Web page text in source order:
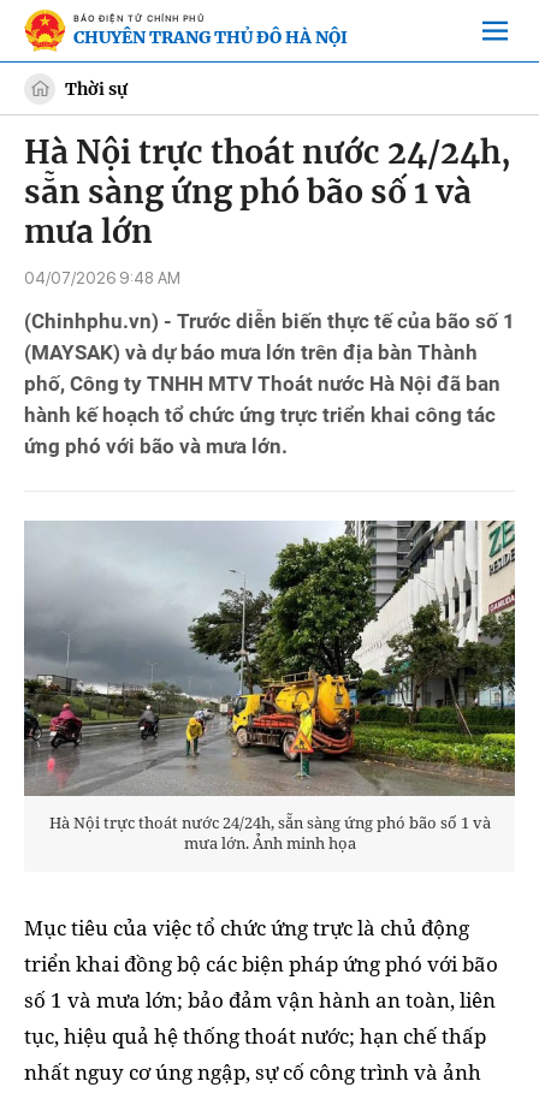
BÁO ĐIỆN TỬ CHÍNH PHỦ
CHUYÊN TRANG THỦ ĐÔ HÀ NỘI
Thời sự
Hà Nội trực thoát nước 24/24h,
sẵn sàng ứng phó bão số 1 và
mưa lớn
04/07/2026 9:48 AM
(Chinhphu.vn) - Trước diễn biến thực tế của bão số 1
(MAYSAK) và dự báo mưa lớn trên địa bàn Thành
phố, Công ty TNHH MTV Thoát nước Hà Nội đã ban
hành kế hoạch tổ chức ứng trực triển khai công tác
ứng phó với bão và mưa lớn.
Hà Nội trực thoát nước 24/24h, sẵn sàng ứng phó bão số 1 và
mưa lớn. Ảnh minh họa
Mục tiêu của việc tổ chức ứng trực là chủ động
triển khai đồng bộ các biện pháp ứng phó với bão
số 1 và mưa lớn; bảo đảm vận hành an toàn, liên
tục, hiệu quả hệ thống thoát nước; hạn chế thấp
nhất nguy cơ úng ngập, sự cố công trình và ảnh